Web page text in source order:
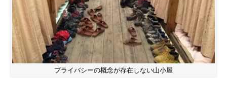
プライバシーの概念が存在しない山小屋